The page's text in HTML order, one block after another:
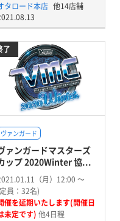
タロード本店 他14店舗
了
ヴァンガード
ァンガードマスターズ
ップ 2020Winter 協...
（月）12:00 〜
員：32名)
催を延期いたします(開催日
未定です) 他4日程